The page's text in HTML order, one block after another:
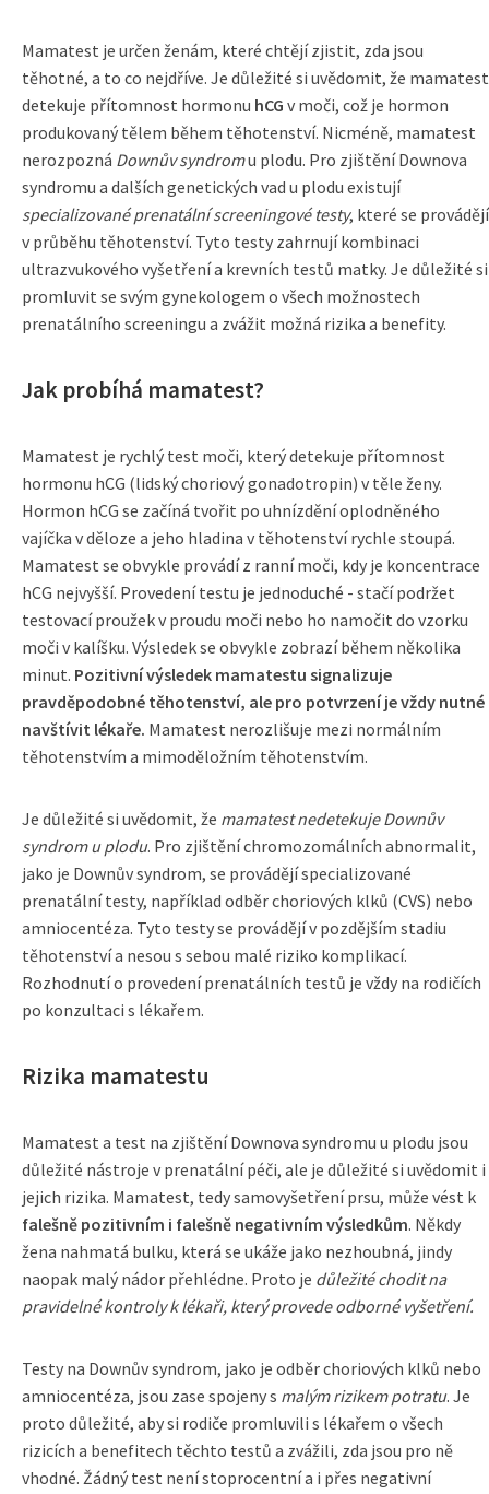
Mamatest je určen ženám, které chtějí zjistit, zda jsou
těhotné, a to co nejdříve. Je důležité si uvědomit, že mamatest
detekuje přítomnost hormonu hCG v moči, což je hormon
produkovaný tělem během těhotenství. Nicméně, mamatest
nerozpozná Downův syndromu plodu. Pro zjištění Downova
syndromu a dalších genetických vad u plodu existují
specializované prenatální screeningové testy, které se provádějí
v průběhu těhotenství. Tyto testy zahrnují kombinaci
ultrazvukového vyšetření a krevních testů matky. Je důležité si
promluvit se svým gynekologem o všech možnostech
prenatálního screeningu a zvážit možná rizika a benefity.
Jak probíhá mamatest?
Mamatest je rychlý test moči, který detekuje přítomnost
hormonu hCG (lidský choriový gonadotropin) v těle ženy.
Hormon hCG se začíná tvořit po uhnízdění oplodněného
vajíčka v děloze a jeho hladina v těhotenství rychle stoupá.
Mamatest se obvykle provádí z ranní moči, kdy je koncentrace
hCG nejvyšší. Provedení testu je jednoduché - stačí podržet
testovací proužek v proudu moči nebo ho namočit do vzorku
moči v kalíšku. Výsledek se obvykle zobrazí během několika
minut. Pozitivní výsledek mamatestu signalizuje
pravděpodobné těhotenství, ale pro potvrzení je vždy nutné
navštívit lékaře. Mamatest nerozlišuje mezi normálním
těhotenstvím a mimoděložním těhotenstvím.
Je důležité si uvědomit, že mamatest nedetekuje Downův
syndrom u plodu. Pro zjištění chromozomálních abnormalit,
jako je Downův syndrom, se provádějí specializované
prenatální testy, například odběr choriových klků (CVS) nebo
amniocentéza. Tyto testy se provádějí v pozdějším stadiu
těhotenství a nesou s sebou malé riziko komplikací.
Rozhodnutí o provedení prenatálních testů je vždy na rodičích
po konzultaci s lékařem.
Rizika mamatestu
Mamatest a test na zjištění Downova syndromu u plodu jsou
důležité nástroje v prenatální péči, ale je důležité si uvědomit i
jejich rizika. Mamatest, tedy samovyšetření prsu, může vést k
falešně pozitivním i falešně negativním výsledkům. Někdy
žena nahmatá bulku, která se ukáže jako nezhoubná, jindy
naopak malý nádor přehlédne. Proto je důležité chodit na
pravidelné kontroly k lékaři, který provede odborné vyšetření.
Testy na Downův syndrom, jako je odběr choriových klků nebo
amniocentéza, jsou zase spojeny s malým rizikem potratu. Je
proto důležité, aby si rodiče promluvili s lékařem o všech
rizicích a benefitech těchto testů a zvážili, zda jsou pro ně
vhodné. Žádný test není stoprocentní a i přes negativní